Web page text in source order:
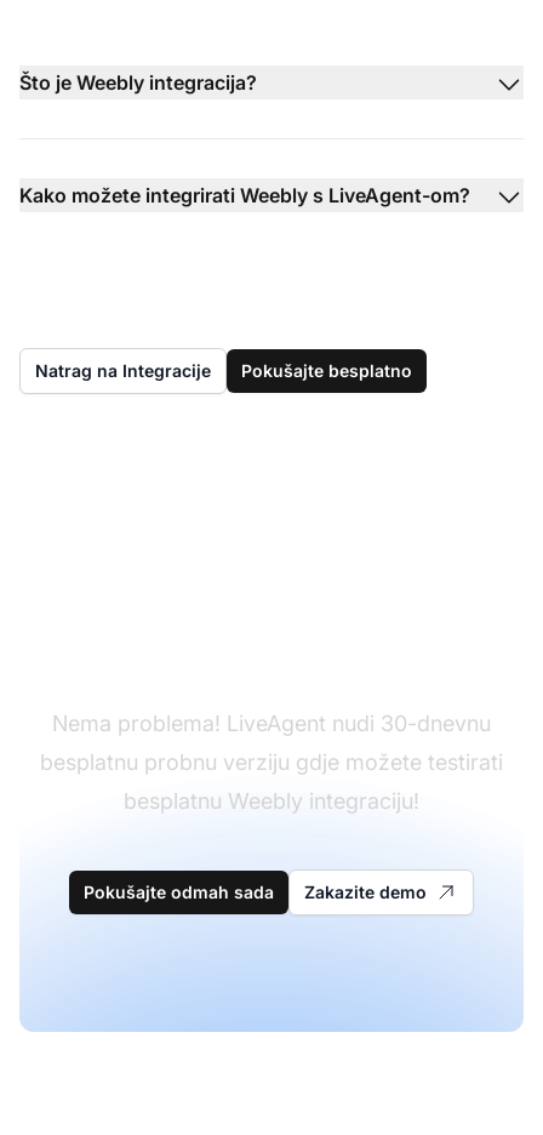
Što je Weebly integracija?
Kako možete integrirati Weebly s LiveAgent-om?
Natrag na Integracije Pokušajte besplatno
Nema problema! LiveAgent nudi 30-dnevnu
besplatnu probnu verziju gdje možete testirati
besplatnu Weebly integraciju!
Pokušajte odmah sada Zakazite demo